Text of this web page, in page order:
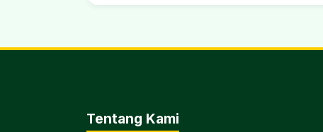
Tentang Kami